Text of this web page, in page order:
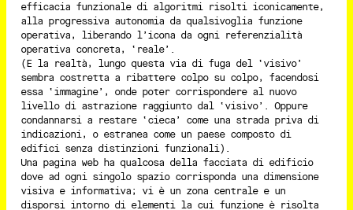
efficacia funzionale di algoritmi risolti iconicamente,
alla progressiva autonomia da qualsivoglia funzione
operativa, liberando l’icona da ogni referenzialità
operativa concreta, ‘reale’.
(E la realtà, lungo questa via di fuga del ‘visivo’
sembra costretta a ribattere colpo su colpo, facendosi
essa ‘immagine’, onde poter corrispondere al nuovo
livello di astrazione raggiunto dal ‘visivo’. Oppure
condannarsi a restare ‘cieca’ come una strada priva di
indicazioni, o estranea come un paese composto di
edifici senza distinzioni funzionali).
Una pagina web ha qualcosa della facciata di edificio
dove ad ogni singolo spazio corrisponda una dimensione
visiva e informativa; vi è un zona centrale e un
disporsi intorno di elementi la cui funzione è risolta